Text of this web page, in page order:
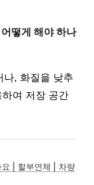
떻게 해야 하나
나, 화질을 낮추
여 저장 공간
| 할부연체 | 차량